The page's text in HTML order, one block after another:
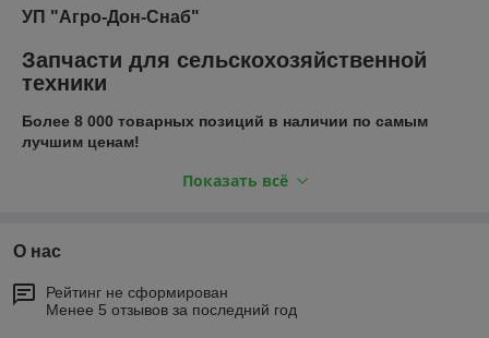
УП "Агро-Дон-Снаб"
Запчасти для сельскохозяйственной
техники
Более 8 000 товарных позиций в наличии по самым
лучшим ценам!
Предлагаем широкий ассортимент комплектующих
напрямую от ведущих производителей. Гарантируем
выгодные условия сотрудничества для оптовых клиентов.
зерноуборочных машин и комбайнов.
Показать всё
О нас
Рейтинг не сформирован
Менее 5 отзывов за последний год